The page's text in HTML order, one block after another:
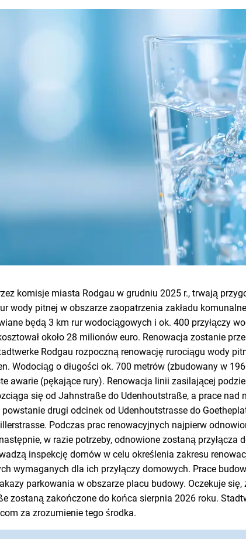
komisje miasta Rodgau w grudniu 2025 r., trwają
wody pitnej w obszarze zaopatrzenia zakładu
będą 3 km rur wodociągowych i ok. 400 przyłączy
około 28 milionów euro. Renowacja zostanie
Rodgau rozpoczną renowację rurociągu wody
Wodociąg o długości ok. 700 metrów (zbudowany w
awarie (pękające rury). Renowacja linii zasilającej
się od Jahnstraße do Udenhoutstraße, a prace nad
drugi odcinek od Udenhoutstrasse do
Podczas prac renowacyjnych najpierw
w razie potrzeby, odnowione zostaną przyłącza
inspekcję domów w celu określenia zakresu
wymaganych dla ich przyłączy domowych. Prace
parkowania w obszarze placu budowy. Oczekuje się,
zostaną zakończone do końca sierpnia 2026 roku.
za zrozumienie tego środka.